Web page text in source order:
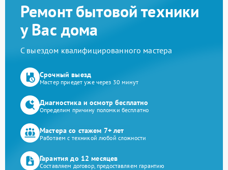
Ремонт бытовой техники
у Вас дома
С выездом квалифицированного мастера
Срочный выезд
Мастер приедет уже через 30 минут
Диагностика и осмотр бесплатно
Определим причину поломки бесплатно
Мастера со стажем 7+ лет
Работаем с техникой любой сложности
Гарантия до 12 месяцев
Составляем договор, предоставляем гарантию